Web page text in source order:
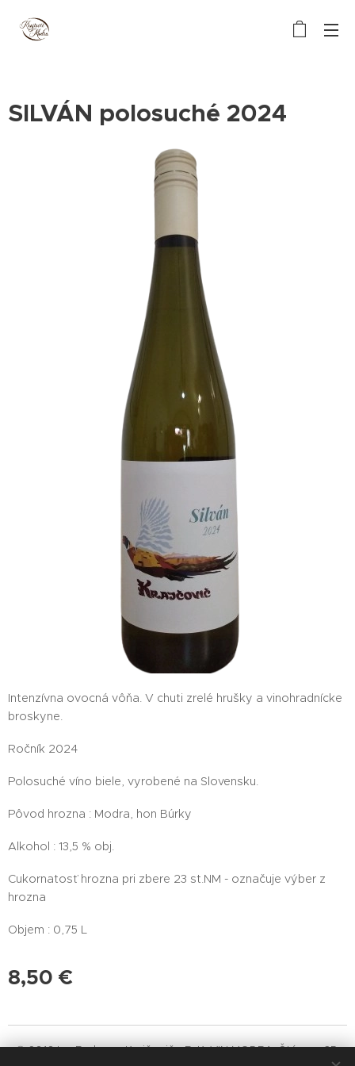
SILVÁN polosuché 2024
Intenzívna ovocná vôňa. V chuti zrelé hrušky a vinohradnícke
broskyne.
Ročník 2024
Polosuché víno biele, vyrobené na Slovensku.
Pôvod hrozna : Modra, hon Búrky
Alkohol : 13,5 % obj.
Cukornatosť hrozna pri zbere 23 st.NM - označuje výber z
hrozna
Objem : 0,75 L
8,50 €
© 2016 Ing.Radovan Krajčovič - R. K. VIN MODRA, Štúrova 35,